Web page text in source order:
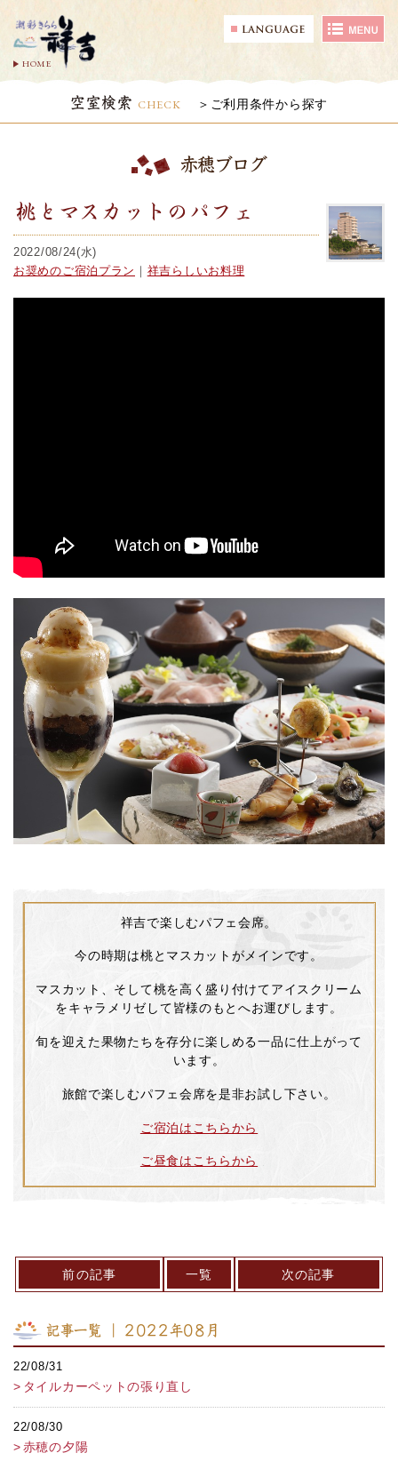
HOME
空室検索 CHECK ご利用条件から探す
赤穂ブログ
桃とマスカットのパフェ
2022/08/24(水)
お奨めのご宿泊プラン ｜ 祥吉らしいお料理
祥吉で楽しむパフェ会席。
今の時期は桃とマスカットがメインです。
マスカット、そして桃を高く盛り付けてアイスクリーム
をキャラメリゼして皆様のもとへお運びします。
旬を迎えた果物たちを存分に楽しめる一品に仕上がって
います。
旅館で楽しむパフェ会席を是非お試し下さい。
ご宿泊はこちらから
ご昼食はこちらから
前の記事 一覧 次の記事
記事一覧 ｜ 2022年08月
22/08/31
タイルカーペットの張り直し
22/08/30
赤穂の夕陽